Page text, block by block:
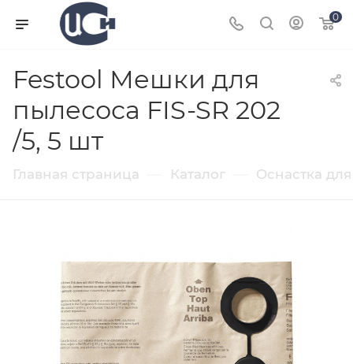
0
Festool Мешки для
пылесоса FIS-SR 202
/5, 5 шт
Главная страница Каталог Оснастка